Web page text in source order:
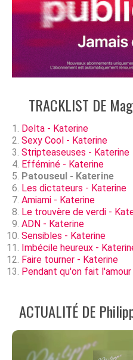
TRACKLIST DE
Delta - Katerine
Sexy Cool - Katerine
Stripteaseuses - Katerine
Efféminé - Katerine
Patouseul - Katerine
Les dictateurs - Katerine
Amiami - Katerine
Le trouvère de verdi -
ADN - Katerine
Sensibles - Katerine
Imbécile heureux -
Faire tourner - Katerine
Pendant qu'on fait l'amour
ACTUALITÉ DE